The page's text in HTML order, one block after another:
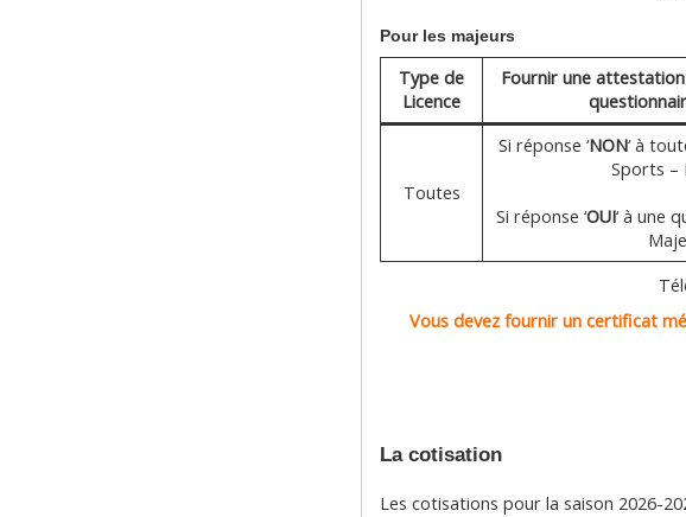
Pour les majeurs
Type de
Licence
Fournir une
Toutes
Si réponse ‘NON‘ à
Sports –
Si réponse ‘OUI‘ à une
Vous devez fournir un certificat
La cotisation
Les cotisations pour la saison 2026-